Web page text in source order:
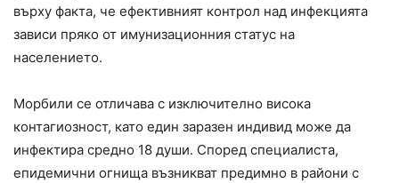
върху факта, че ефективният контрол над инфекцията
зависи пряко от имунизационния статус на
населението.
Морбили се отличава с изключително висока
контагиозност, като един заразен индивид може да
инфектира средно 18 души. Според специалиста,
епидемични огнища възникват предимно в райони с